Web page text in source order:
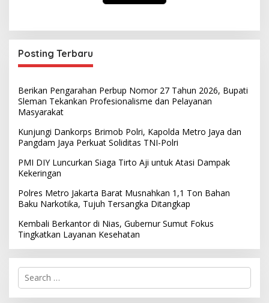
Posting Terbaru
Berikan Pengarahan Perbup Nomor 27 Tahun 2026, Bupati
Sleman Tekankan Profesionalisme dan Pelayanan
Masyarakat
Kunjungi Dankorps Brimob Polri, Kapolda Metro Jaya dan
Pangdam Jaya Perkuat Soliditas TNI-Polri
PMI DIY Luncurkan Siaga Tirto Aji untuk Atasi Dampak
Kekeringan
Polres Metro Jakarta Barat Musnahkan 1,1 Ton Bahan
Baku Narkotika, Tujuh Tersangka Ditangkap
Kembali Berkantor di Nias, Gubernur Sumut Fokus
Tingkatkan Layanan Kesehatan
S